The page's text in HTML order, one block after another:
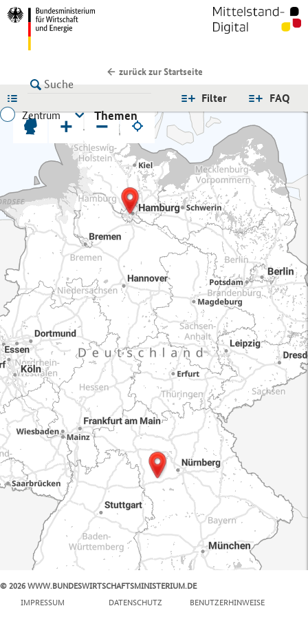
zurück zur Startseite
FAQ
Filter
Zentrum
Themen
+ −
© 2026 WWW.BUNDESWIRTSCHAFTSMINISTERIUM.DE
IMPRESSUM
DATENSCHUTZ BENUTZERHINWEISE